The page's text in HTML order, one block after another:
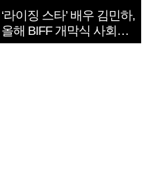
‘라이징 스타’ 배우 김민하,
올해 BIFF 개막식 사회자
확정